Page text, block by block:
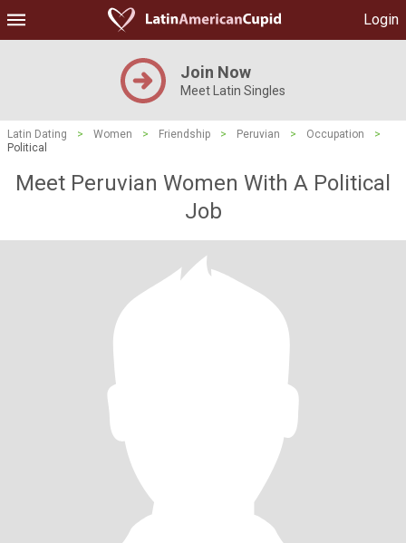
Login
Join Now
Meet Latin Singles
Latin Dating > Women > Friendship > Peruvian > Occupation
>
Political
Meet Peruvian Women With A Political
Job